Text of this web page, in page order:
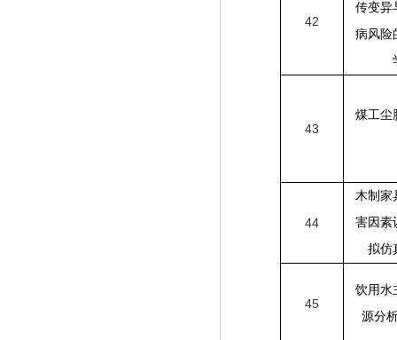
42
传变异
病风险
43
煤工尘
44
木制家
害因素
拟仿
45
饮用水
源分